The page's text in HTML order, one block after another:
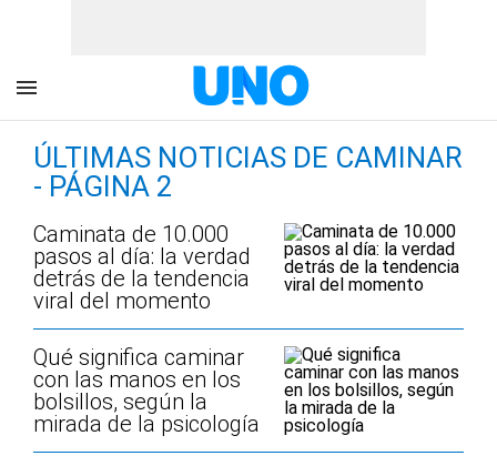
ÚLTIMAS NOTICIAS DE CAMINAR
- PÁGINA 2
Caminata de 10.000
pasos al día: la verdad
detrás de la tendencia
viral del momento
Qué significa caminar
con las manos en los
bolsillos, según la
mirada de la psicología